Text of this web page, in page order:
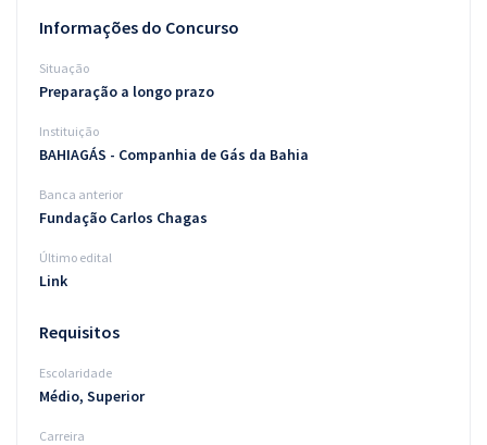
Conteúdo gratuito
Blog
Informações do Concurso
Situação
Preparação a longo prazo
Instituição
BAHIAGÁS - Companhia de Gás da Bahia
Banca anterior
Fundação Carlos Chagas
Último edital
Link
Requisitos
Escolaridade
Médio, Superior
Carreira